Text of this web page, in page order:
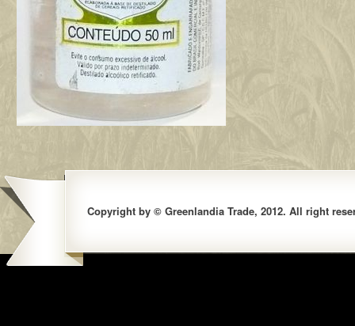
Copyright by © Greenlandia Trade, 2012. All right